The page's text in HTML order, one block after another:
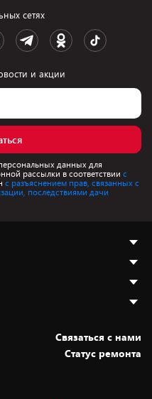
сетях
и акции
данных для
рассылки в соответствии с
с разъяснением прав, связанных с
последствиями дачи
Cвязаться с нами
Статус ремонта